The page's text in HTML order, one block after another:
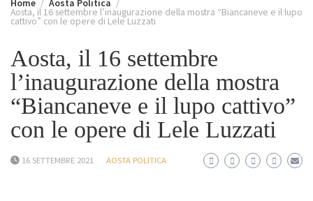
Aosta, il 16 settembre l’inaugurazione della mostra “Biancaneve e il lupo
cattivo” con le opere di Lele Luzzati
Aosta, il 16 settembre
l’inaugurazione della mostra
“Biancaneve e il lupo cattivo”
con le opere di Lele Luzzati
16 SETTEMBRE 2021 AOSTA POLITICA